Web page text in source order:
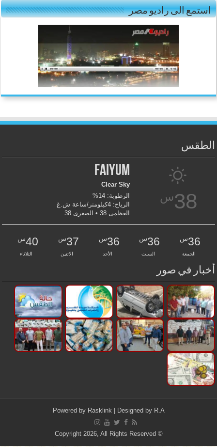
استمع الى راديو مصر
الطقس
38س
Faiyum
Clear Sky
الرطوبة: 14%
الرياح: 4كيلومتر/ساعة ش.غ
العظمى 38 • الصغرى 38
36س
الجمعة
36س
السبت
36س
الأحد
37س
الاثنين
40س
الثلاثاء
أخبار في صور
Powered by Rasklink | Designed by R.A
© Copyright 2026, All Rights Reserved